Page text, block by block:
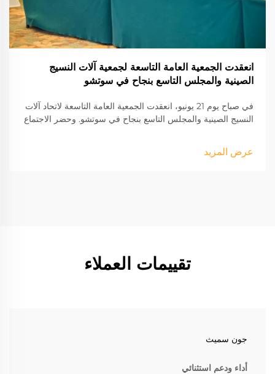
انعقدت الجمعية العامة التاسعة لجمعية آلات النسيج
الصينية والمجلس التاسع بنجاح في سوتشو
في صباح يوم 21 يونيو، انعقدت الجمعية العامة التاسعة لاتحاد آلات
النسيج الصينية والمجلس التاسع بنجاح في سوتشو. وحضر الاجتماع
وخبراء صناعة آلات النسيج ومئات الممثلين. واستكمل الاجتماع
القيادة الجماعية لاتحاد آلات النسيج الصينية وانتخب جو بينغ رئيسًا
عرض المزيد
تقييمات العملاء
جون سميث
أداء ودعم استثنائي